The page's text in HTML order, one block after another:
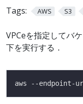
Tags: AWS S3
VPCeを指定してバ
下を実行する．